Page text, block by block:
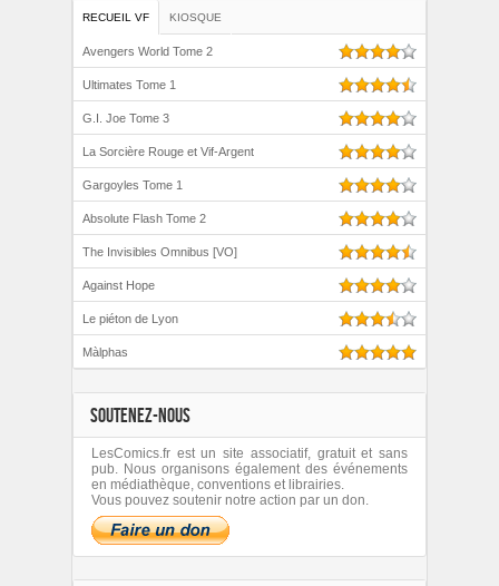
RECUEIL VF KIOSQUE
Avengers World Tome 2
Ultimates Tome 1
G.I. Joe Tome 3
La Sorcière Rouge et Vif-Argent
Gargoyles Tome 1
Absolute Flash Tome 2
The Invisibles Omnibus [VO]
Against Hope
Le piéton de Lyon
Màlphas
SOUTENEZ-NOUS
LesComics.fr est un site associatif, gratuit et sans
pub. Nous organisons également des événements
en médiathèque, conventions et librairies.
Vous pouvez soutenir notre action par un don.